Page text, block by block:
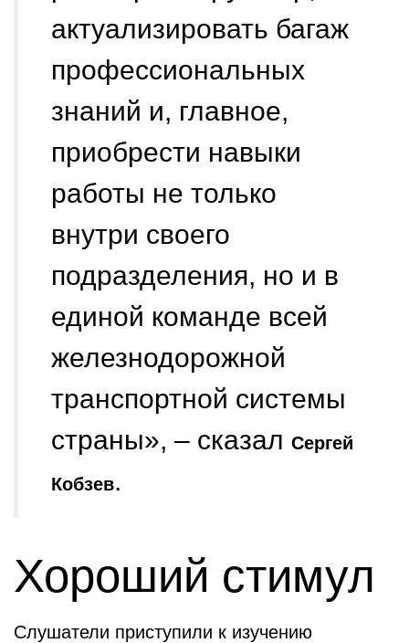
актуализировать багаж
профессиональных
знаний и, главное,
приобрести навыки
работы не только
внутри своего
подразделения, но и в
единой команде всей
железнодорожной
транспортной системы
страны», – сказал Сергей
Кобзев.
Хороший стимул
Слушатели приступили к изучению